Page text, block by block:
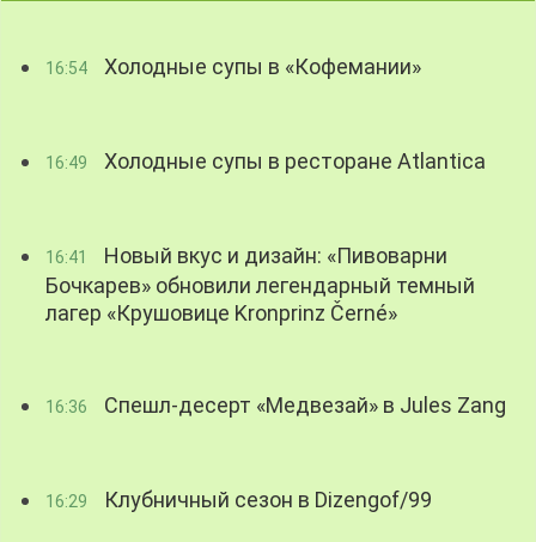
16:54 Холодные супы в «Кофемании»
16:49 Холодные супы в ресторане Atlantica
16:41
Новый вкус и дизайн: «Пивоварни
Бочкарев» обновили легендарный темный
лагер «Крушовице Kronprinz Černé»
16:36 Спешл-десерт «Медвезай» в Jules Zang
16:29 Клубничный сезон в Dizengof/99